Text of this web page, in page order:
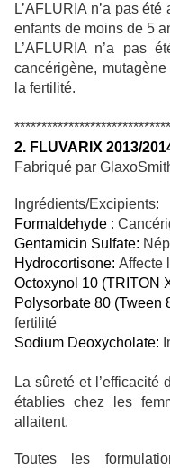
L’AFLURIA n’a pas
enfants de moins de 5
L’AFLURIA n’a pas
cancérigène,
la fertilité.
2. FLUVARIX 2013/
Fabriqué par
Ingrédients/Excipients:
Formaldehyde :
Gentamicin Sulfate:
Hydrocortisone: Affecte
Octoxynol 10 (TRITON
Polysorbate 80 (Tween
fertilité
Sodium Deoxycholate:
La sûreté et l’efficacité
établies chez les
allaitent.
Toutes les